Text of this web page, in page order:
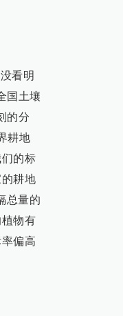
看明
国土壤
的分
耕地
的标
耕地
总量的
物有
偏高